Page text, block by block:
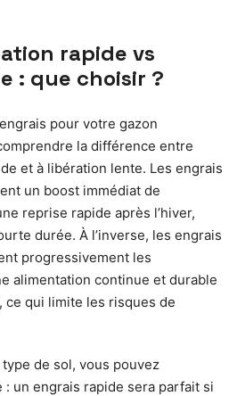
rapide vs
: que choisir ?
pour votre gazon
la différence entre
et à libération lente. Les engrais
un boost immédiat de
reprise rapide après l’hiver,
durée. À l’inverse, les engrais
progressivement les
alimentation continue et durable
ce qui limite les risques de
de sol, vous pouvez
: un engrais rapide sera parfait si